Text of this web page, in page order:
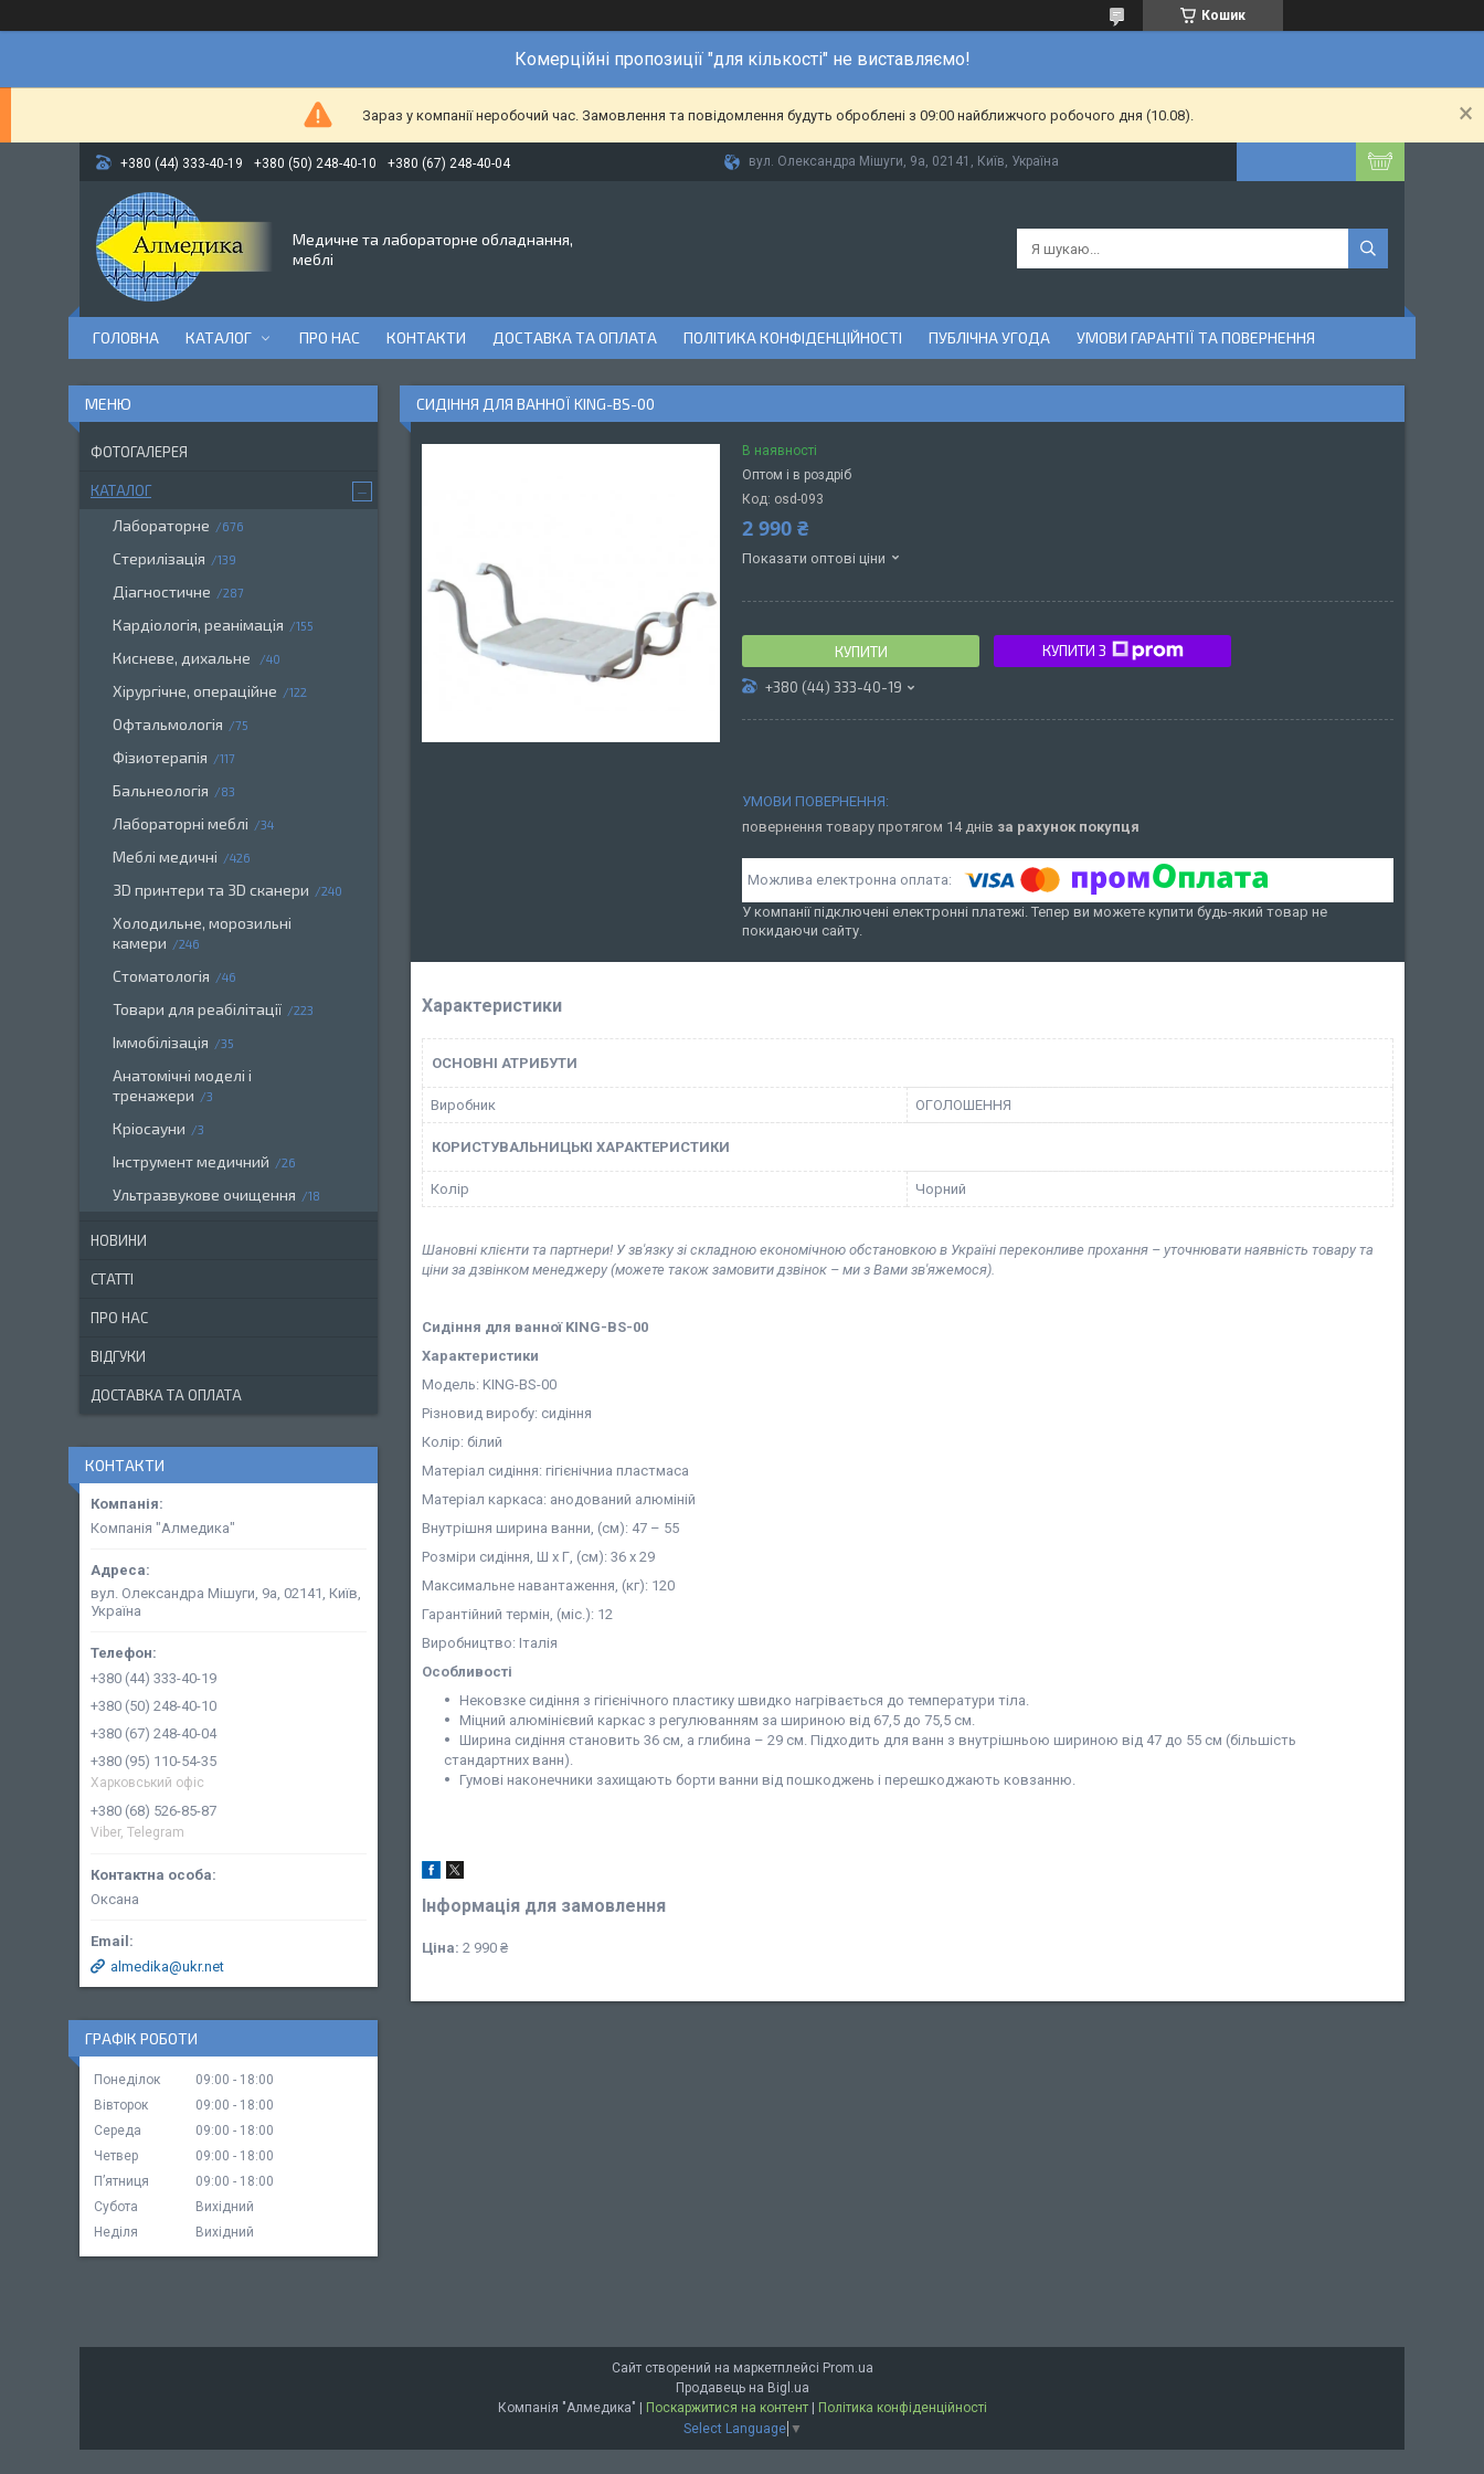
Кошик
Комерційні пропозиції "для кількості" не виставляємо!
Зараз у компанії неробочий час. Замовлення та повідомлення будуть оброблені з 09:00 найближчого робочого дня (10.08).
+380 (44) 333-40-19 +380 (50) 248-40-10 +380 (67) 248-40-04 вул. Олександра Мішуги, 9а, 02141, Київ, Україна
Медичне та лабораторне обладнання,
меблі
ГОЛОВНА КАТАЛОГ ПРО НАС КОНТАКТИ ДОСТАВКА ТА ОПЛАТА ПОЛІТИКА КОНФІДЕНЦІЙНОСТІ ПУБЛІЧНА УГОДА УМОВИ ГАРАНТІЇ ТА ПОВЕРНЕННЯ
СИДІННЯ ДЛЯ ВАННОЇ KING-BS-00
В наявності
Оптом і в роздріб
Код: osd-093
2 990 ₴
Показати оптові ціни
КУПИТИ КУПИТИ З
+380 (44) 333-40-19
повернення товару протягом 14 днів за рахунок покупця
У компанії підключені електронні платежі. Тепер ви можете купити будь-який товар не
покидаючи сайту.
Характеристики
ОСНОВНІ АТРИБУТИ
Виробник ОГОЛОШЕННЯ
КОРИСТУВАЛЬНИЦЬКІ ХАРАКТЕРИСТИКИ
Колір Чорний
Шановні клієнти та партнери! У зв'язку зі складною економічною обстановкою в Україні переконливе прохання – уточнювати наявність товару та
ціни за дзвінком менеджеру (можете також замовити дзвінок – ми з Вами зв'яжемося).
Сидіння для ванної KING-BS-00
Характеристики
Модель: KING-BS-00
Різновид виробу: сидіння
Колір: білий
Матеріал сидіння: гігієнічниа пластмаса
Матеріал каркаса: анодований алюміній
Внутрішня ширина ванни, (см): 47 – 55
Розміри сидіння, Ш х Г, (см): 36 х 29
Максимальне навантаження, (кг): 120
Гарантійний термін, (міс.): 12
Виробництво: Італія
Особливості
Нековзке сидіння з гігієнічного пластику швидко нагрівається до температури тіла.
Міцний алюмінієвий каркас з регулюванням за шириною від 67,5 до 75,5 см.
Ширина сидіння становить 36 см, а глибина – 29 см. Підходить для ванн з внутрішньою шириною від 47 до 55 см (більшість
стандартних ванн).
Гумові наконечники захищають борти ванни від пошкоджень і перешкоджають ковзанню.
Інформація для замовлення
Ціна: 2 990 ₴
ФОТОГАЛЕРЕЯ
КАТАЛОГ
Лабораторне 676
Стерилізація 139
Діагностичне 287
Кардіологія, реанімація 155
Кисневе, дихальне 40
Хірургічне, операційне 122
Офтальмологія 75
Фізиотерапія 117
Бальнеологія 83
Лабораторні меблі 34
Меблі медичні 426
3D принтери та 3D сканери 240
Холодильне, морозильні
камери
246
Стоматологія 46
Товари для реабілітації 223
Іммобілізація 35
Анатомічні моделі і
тренажери
3
Кріосауни 3
Інструмент медичний 26
Ультразвукове очищення 18
НОВИНИ
СТАТТІ
ПРО НАС
ВІДГУКИ
ДОСТАВКА ТА ОПЛАТА
КОНТАКТИ
Компанія "Алмедика"
вул. Олександра Мішуги, 9а, 02141, Київ,
Україна
+380 (44) 333-40-19
+380 (50) 248-40-10
+380 (67) 248-40-04
+380 (95) 110-54-35
Харковський офіс
+380 (68) 526-85-87
Viber, Telegram
Оксана
almedika@ukr.net
ГРАФІК РОБОТИ
Понеділок 09:00
18:00
Вівторок
09:00
18:00
Середа
09:00
18:00
Четвер
09:00
18:00
Пʼятниця
09:00
18:00
Субота
Вихідний
Неділя
Вихідний
Сайт створений на маркетплейсі Prom.ua
Продавець на Bigl.ua
Поскаржитися на контент
Політика конфіденційності
Select Language ▼